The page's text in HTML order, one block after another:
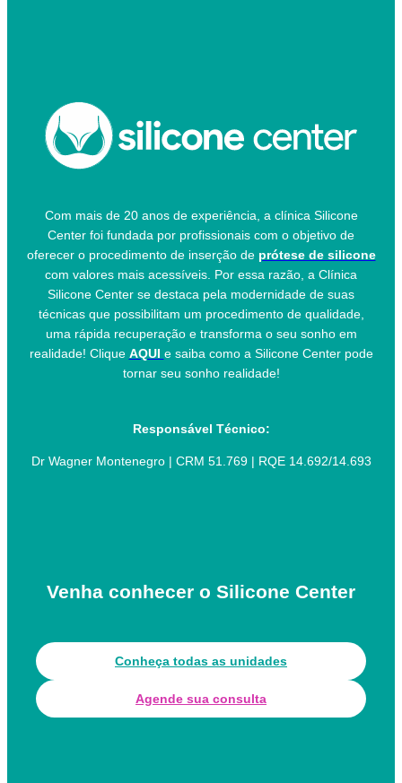
Com mais de 20 anos de experiência, a clínica Silicone
Center foi fundada por profissionais com o objetivo de
oferecer o procedimento de inserção de prótese de silicone
com valores mais acessíveis. Por essa razão, a Clínica
Silicone Center se destaca pela modernidade de suas
técnicas que possibilitam um procedimento de qualidade,
uma rápida recuperação e transforma o seu sonho em
realidade! Clique AQUI e saiba como a Silicone Center pode
tornar seu sonho realidade!
Responsável Técnico:
Dr Wagner Montenegro | CRM 51.769 | RQE 14.692/14.693
Venha conhecer o Silicone Center
Conheça todas as unidades
Agende sua consulta